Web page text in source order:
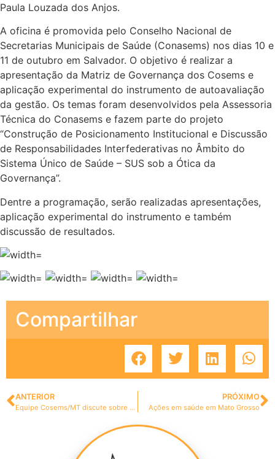
Paula Louzada dos Anjos.
A oficina é promovida pelo Conselho Nacional de
Secretarias Municipais de Saúde (Conasems) nos dias 10 e
11 de outubro em Salvador. O objetivo é realizar a
apresentação da Matriz de Governança dos Cosems e
aplicação experimental do instrumento de autoavaliação
da gestão. Os temas foram desenvolvidos pela Assessoria
Técnica do Conasems e fazem parte do projeto
“Construção de Posicionamento Institucional e Discussão
de Responsabilidades Interfederativas no Âmbito do
Sistema Único de Saúde – SUS sob a Ótica da
Governança”.
Dentre a programação, serão realizadas apresentações,
aplicação experimental do instrumento e também
discussão de resultados.
Compartilhar
ANTERIOR
Equipe Cosems/MT discute sobre as oficinas do PRI
PRÓXIMO
Ações em saúde em Mato Grosso